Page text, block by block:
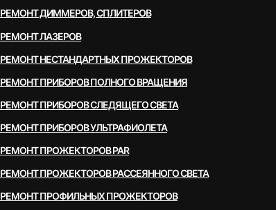
РЕМОНТ ДИММЕРОВ, СПЛИТЕРОВ
РЕМОНТ ЛАЗЕРОВ
РЕМОНТ НЕСТАНДАРТНЫХ ПРОЖЕКТОРОВ
РЕМОНТ ПРИБОРОВ ПОЛНОГО ВРАЩЕНИЯ
РЕМОНТ ПРИБОРОВ СЛЕДЯЩЕГО СВЕТА
РЕМОНТ ПРИБОРОВ УЛЬТРАФИОЛЕТА
РЕМОНТ ПРОЖЕКТОРОВ PAR
РЕМОНТ ПРОЖЕКТОРОВ РАССЕЯННОГО СВЕТА
РЕМОНТ ПРОФИЛЬНЫХ ПРОЖЕКТОРОВ